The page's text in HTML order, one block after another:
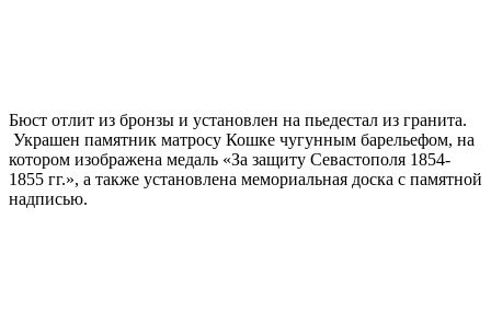
Бюст отлит из бронзы и установлен на пьедестал из гранита.
Украшен памятник матросу Кошке чугунным барельефом, на
котором изображена медаль «За защиту Севастополя 1854-
1855 гг.», а также установлена мемориальная доска с памятной
надписью.